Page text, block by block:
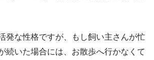
発な性格ですが、もし飼い主さんが忙
続いた場合には、お散歩へ行かなくて